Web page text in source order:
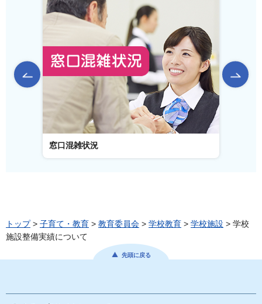
前のスライドを表示
窓口混雑状況
トップ> 子育て・教育 > 教育委員会 > 学校教育 > 学校施設 > 学校
施設整備実績について
先頭に戻る